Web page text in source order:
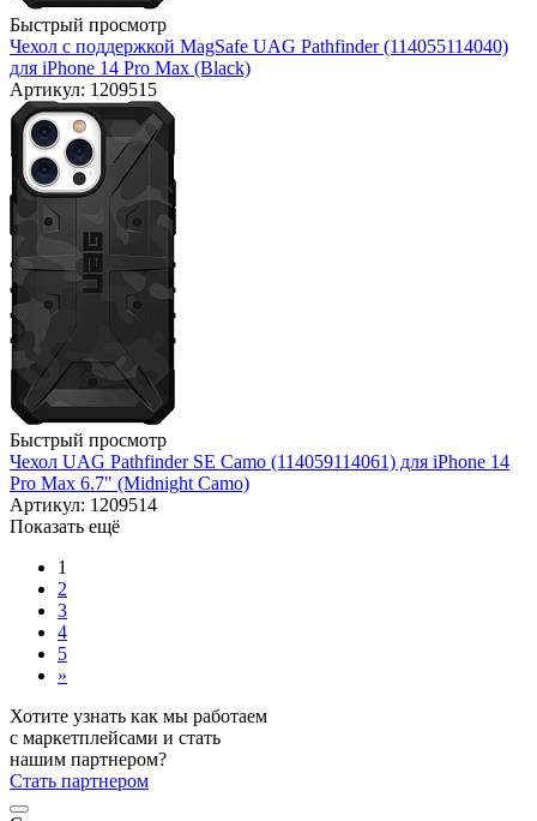
Быстрый просмотр
Чехол с поддержкой MagSafe UAG Pathfinder (114055114040)
для iPhone 14 Pro Max (Black)
Артикул: 1209515
Быстрый просмотр
Чехол UAG Pathfinder SE Camo (114059114061) для iPhone 14
Pro Max 6.7" (Midnight Camo)
Артикул: 1209514
Показать ещё
1
2
3
4
5
»
Хотите узнать как мы работаем
с маркетплейсами и стать
нашим партнером?
Стать партнером